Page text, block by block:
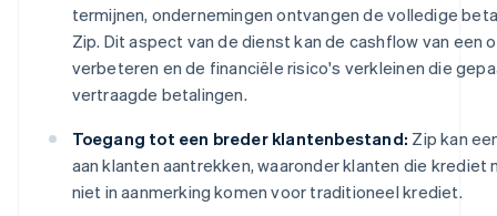
termijnen, ondernemingen ontvangen de volledige
Zip. Dit aspect van de dienst kan de cashflow van een
verbeteren en de financiële risico's verkleinen die
vertraagde betalingen.
Toegang tot een breder klantenbestand: Zip kan
aan klanten aantrekken, waaronder klanten die krediet
niet in aanmerking komen voor traditioneel krediet.